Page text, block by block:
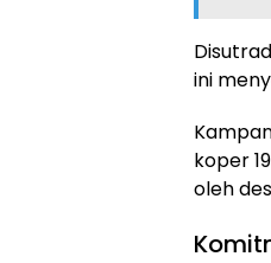
ini
koper
oleh